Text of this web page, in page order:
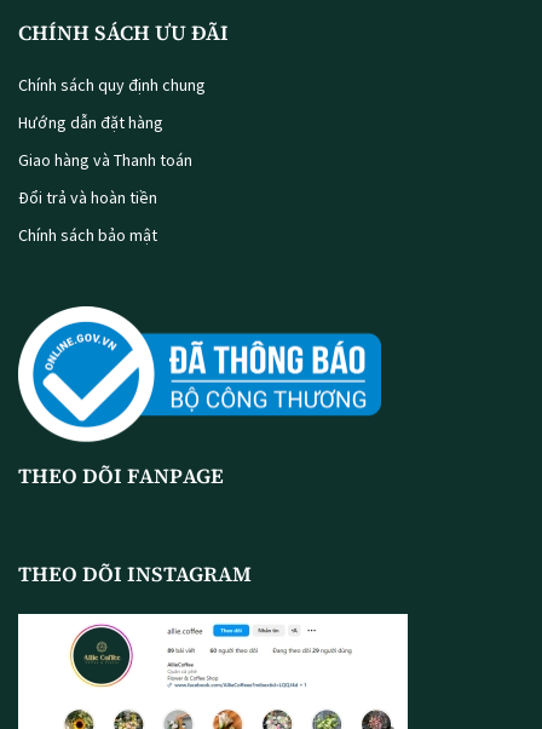
CHÍNH SÁCH ƯU ĐÃI
Chính sách quy định chung
Hướng dẫn đặt hàng
Giao hàng và Thanh toán
Đổi trả và hoàn tiền
Chính sách bảo mật
THEO DÕI FANPAGE
THEO DÕI INSTAGRAM